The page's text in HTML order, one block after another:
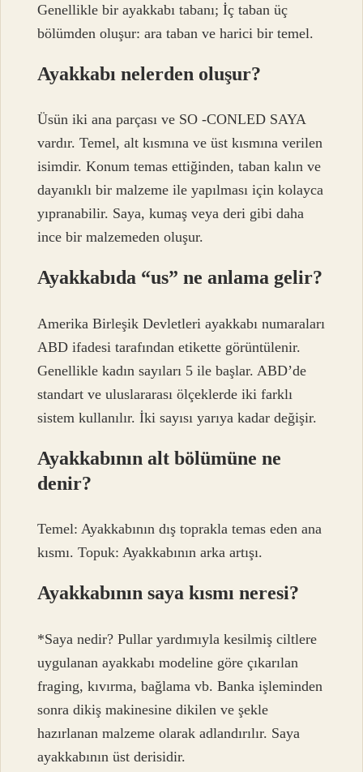
Genellikle bir ayakkabı tabanı; İç taban üç
bölümden oluşur: ara taban ve harici bir temel.
Ayakkabı nelerden oluşur?
Üsün iki ana parçası ve SO -CONLED SAYA
vardır. Temel, alt kısmına ve üst kısmına verilen
isimdir. Konum temas ettiğinden, taban kalın ve
dayanıklı bir malzeme ile yapılması için kolayca
yıpranabilir. Saya, kumaş veya deri gibi daha
ince bir malzemeden oluşur.
Ayakkabıda “us” ne anlama gelir?
Amerika Birleşik Devletleri ayakkabı numaraları
ABD ifadesi tarafından etikette görüntülenir.
Genellikle kadın sayıları 5 ile başlar. ABD’de
standart ve uluslararası ölçeklerde iki farklı
sistem kullanılır. İki sayısı yarıya kadar değişir.
Ayakkabının alt bölümüne ne
denir?
Temel: Ayakkabının dış toprakla temas eden ana
kısmı. Topuk: Ayakkabının arka artışı.
Ayakkabının saya kısmı neresi?
*Saya nedir? Pullar yardımıyla kesilmiş ciltlere
uygulanan ayakkabı modeline göre çıkarılan
fraging, kıvırma, bağlama vb. Banka işleminden
sonra dikiş makinesine dikilen ve şekle
hazırlanan malzeme olarak adlandırılır. Saya
ayakkabının üst derisidir.